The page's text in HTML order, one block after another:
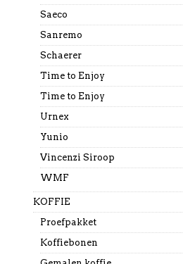
Saeco
Sanremo
Schaerer
Time to Enjoy
Time to Enjoy
Urnex
Yunio
Vincenzi Siroop
WMF
KOFFIE
Proefpakket
Koffiebonen